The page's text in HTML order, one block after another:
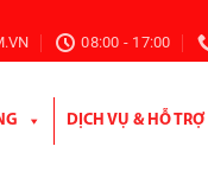
08:00 - 17:00
DỊCH VỤ & HỖ